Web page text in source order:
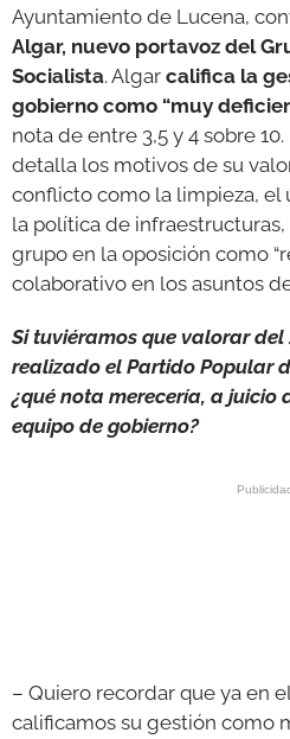
Ayuntamiento de Lucena,
Algar, nuevo portavoz del
Socialista. Algar califica la
gobierno como “muy
nota de entre 3,5 y 4 sobre
detalla los motivos de su
conflicto como la limpieza, el
la política de
grupo en la oposición como
colaborativo en los asuntos
Si tuviéramos que valorar del
realizado el Partido Popular
¿qué nota merecería, a juicio
equipo de gobierno?
– Quiero recordar que ya en
calificamos su gestión como